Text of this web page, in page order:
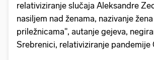
relativiziranje slučaja Aleksandre
nasiljem nad ženama, nazivanje
priležnicama", autanje gejeva,
Srebrenici, relativiziranje pandemije